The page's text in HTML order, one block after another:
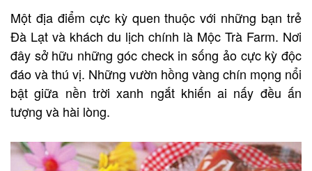
Một địa điểm cực kỳ quen thuộc với những bạn trẻ
Đà Lạt và khách du lịch chính là Mộc Trà Farm. Nơi
đây sở hữu những góc check in sống ảo cực kỳ độc
đáo và thú vị. Những vườn hồng vàng chín mọng nổi
bật giữa nền trời xanh ngắt khiến ai nấy đều ấn
tượng và hài lòng.